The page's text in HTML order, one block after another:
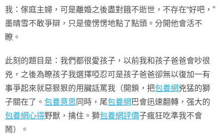
我：傢庭主婦，可是離婚之後盡對餓不逝世，不存在“好吧，”
墨晴雪不敢爭辯，只是傻愣愣地點了點頭。分開他會活不
瞭。
此刻的題目是：我們都很愛孩子，以前我和孩子爸爸會吵很
兇，之後為瞭孩子我選擇啞忍可是孩子爸爸卻無以復加一有
事爭起來就惡狠狠的用臟話罵我（開鎖，把包養網 兇猛的獅
子關在了。 包養意思 同時，尾包養網 巴會迅速翻轉，强大的
包養網心得野獸，擒住。獅包養網評價子瘋狂吃準我不會
鬧）。